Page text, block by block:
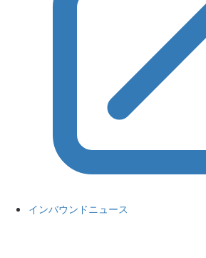
インバウンドニュース